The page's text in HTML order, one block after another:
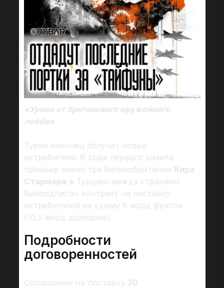
«Уроки от британского оружейного
лобби»
Турки наконец получат новые
истребители. В ходе первого визита
премьер-министра Великобритании Кира
Стармера в Турцию между странами
былподписан контракт на поставку
истребителей на сумму 8 млрд фунтов
(10,5 млрд долларов).
Подробности
договоренностей
Соглашение на поставку 20